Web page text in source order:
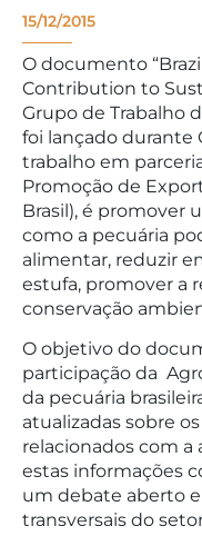
15/12/2015
O documento
Contribution to
Grupo de Trabalho
foi lançado durante
trabalho em
Promoção de
Brasil), é promover
como a pecuária
alimentar, reduzir
estufa, promover a
conservação
O objetivo do
participação da
da pecuária
atualizadas sobre
relacionados com a
estas informações
um debate aberto
transversais do